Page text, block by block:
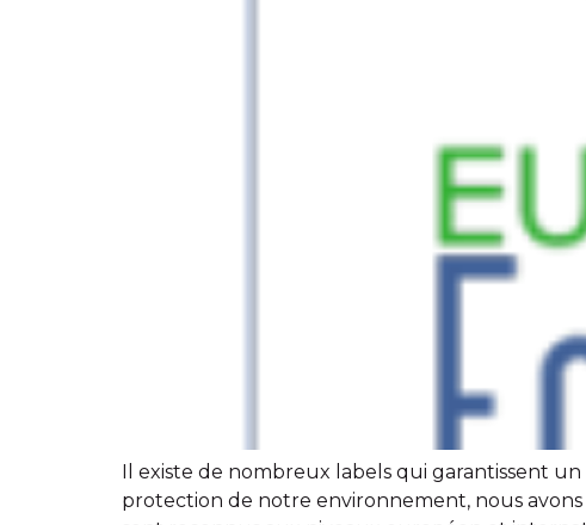
Il existe de nombreux labels qui garantissent
protection de notre environnement, nous avons